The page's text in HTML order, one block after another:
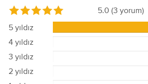
5.0 (3 yorum)
5 yıldız
4 yıldız
3 yıldız
2 yıldız